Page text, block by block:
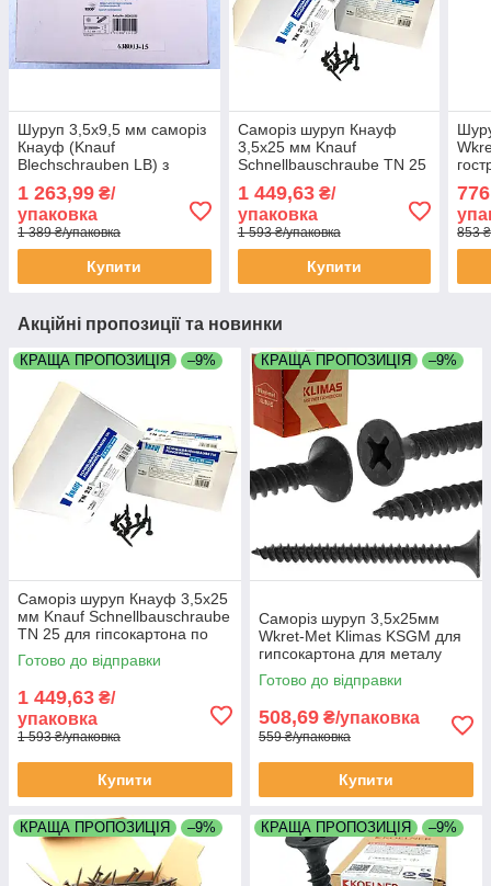
Шуруп 3,5х9,5 мм саморіз
Кнауф (Knauf
Blechschrauben LB) з
буром блоха по металу
для гіпсокартону упаковка
1000 штук
1 263,99 ₴/
упаковка
1 389 ₴/упаковка
Купити
Саморіз шуруп Кнауф
3,5х25 мм Knauf
Schnellbauschraube TN 25
для гіпсокартона по
металу упаковка 1000
штук
1 449,63₴/
упаковка
1 593 ₴/упаковка
Купити
для
штук
853
Акційні пропозиції та новинки
КРАЩА ПРОПОЗИЦІЯ –9%
Саморіз шуруп Кнауф 3,5х25
мм Knauf Schnellbauschraube
TN 25 для гіпсокартона по
металу упаковка 1000 штук
Готово до відправки
1 449,63 ₴/
упаковка
1 593 ₴/упаковка
Купити
КРАЩА ПРОПОЗИЦІЯ –9%
Саморіз шуруп 3,5х25мм
Wkret-Met Klimas KSGM для
гипсокартона для металу
коробка 1000 штук
Готово до відправки
508,69 ₴/упаковка
559 ₴/упаковка
Купити
КРАЩА ПРОПОЗИЦІЯ –9% КРАЩА ПРОПОЗИЦІЯ –9%